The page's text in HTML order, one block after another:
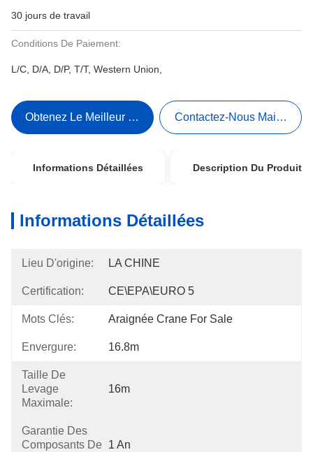
30 jours de travail
Conditions De Paiement:
L/C, D/A, D/P, T/T, Western Union,
Obtenez Le Meilleur Prix Contactez-Nous Maintenant
Informations Détaillées Description Du Produit
Informations Détaillées
Lieu D'origine: LA CHINE
Certification: CE\EPA\EURO 5
Mots Clés: Araignée Crane For Sale
Envergure: 16.8m
Taille De
Levage
Maximale:
16m
Garantie Des
Composants De 1 An